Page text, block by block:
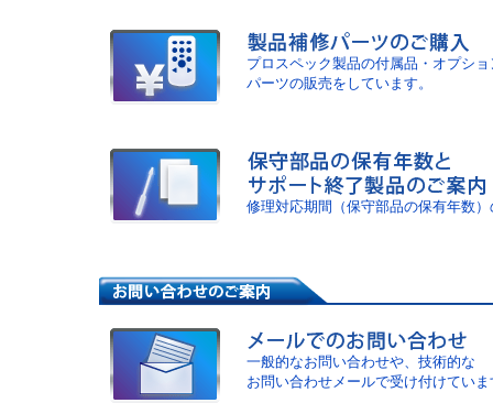
プロスペック製品の付属品・オプショ
パーツの販売をしています。
修理対応期間（保守部品の保有年数
一般的なお問い合わせや、技術的な
お問い合わせメールで受け付けていま